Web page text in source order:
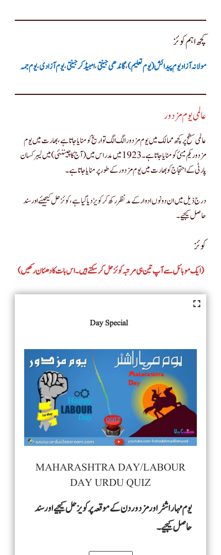
کچھ اہم کوئز
مولانہ آزادیوم پیدا ئش ( یوم تعلیم )،گاندھی جینتی،امبیڈکر جینتی،یوم آزادی،یوم جمہ
عالمی یوم مزدور
عالمی سطح پر کچھ ممالک میں یوم مزدور الگ الگ تواریخ کو منایا جاتا ہے ، بھارت میں یوم
مزدور یکم میئ کو منایا جاتا ہے۔1923 میں مدراس میں ( آج کا چیننئی) میں لیبر کسان
پارٹی کے احتجاج کو بھارت میں یوم مزدور کے طور پر منایا جاتا ہے۔
درج ذیل میں ان دونوں ادوار کے مد نظر رکھ کر کویز دیا گیا ہے ،کوئز حل کیجیئے اور سند
حاصل کیجیے۔
کوئز
(ایک موبائل سے آپ تین ہی مرتبہ کوئز حل کر سکتے ہیں۔ اس بات کا دھئان رکھیں)
Day Special
MAHARASHTRA DAY/LABOUR
DAY URDU QUIZ
یوم مہاراشٹر اور مزدور دن کے موقعہ پر کویز حل کیجیے اور سند
حاصل کیجیے۔